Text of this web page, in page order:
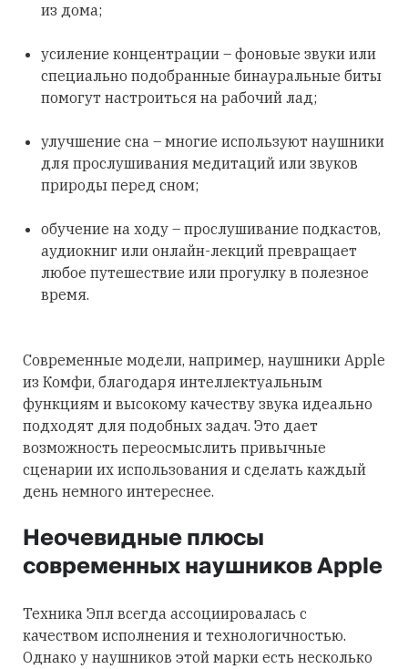
из дома;
усиление концентрации – фоновые звуки или
специально подобранные бинауральные биты
помогут настроиться на рабочий лад;
улучшение сна – многие используют наушники
для прослушивания медитаций или звуков
природы перед сном;
обучение на ходу – прослушивание подкастов,
аудиокниг или онлайн-лекций превращает
любое путешествие или прогулку в полезное
время.
Современные модели, например, наушники Apple
из Комфи, благодаря интеллектуальным
функциям и высокому качеству звука идеально
подходят для подобных задач. Это дает
возможность переосмыслить привычные
сценарии их использования и сделать каждый
день немного интереснее.
Неочевидные плюсы
современных наушников Apple
Техника Эпл всегда ассоциировалась с
качеством исполнения и технологичностью.
Однако у наушников этой марки есть несколько